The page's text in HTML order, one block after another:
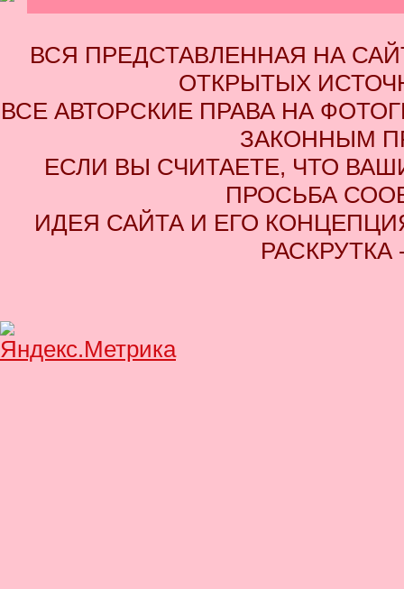
ВСЯ ПРЕДСТАВЛЕННАЯ НА
ОТКРЫТЫХ
ВСЕ АВТОРСКИЕ ПРАВА НА
ЗАКОННЫМ
ЕСЛИ ВЫ СЧИТАЕТЕ, ЧТО
ПРОСЬБА
ИДЕЯ САЙТА И ЕГО
РАСКРУТКА